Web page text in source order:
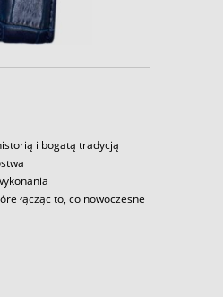
i bogatą tradycją
łącząc to, co nowoczesne